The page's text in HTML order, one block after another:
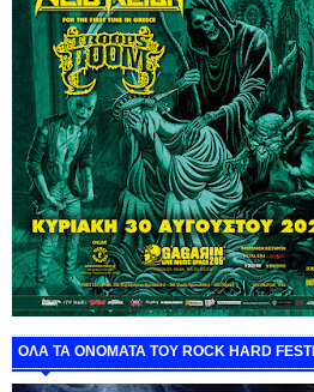
ΟΛΑ ΤΑ ΟΝΟΜΑΤΑ ΤΟΥ ROCK HARD